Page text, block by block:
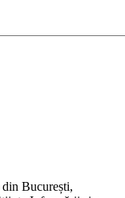
București,